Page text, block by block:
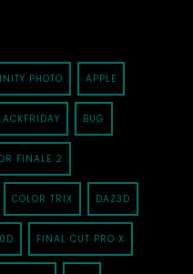
PHOTO APPLE
BUG
FINALE 2
COLOR TRIX DAZ3D
FINAL CUT PRO X